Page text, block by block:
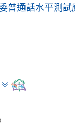
普通話水平測試
Toggle
panel